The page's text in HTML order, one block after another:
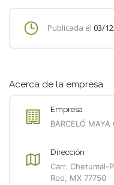
Publicada el 03/
Acerca de la empresa
Empresa
BARCELÓ MAYA
Dirección
Carr. Chetumal-
Roo, MX 77750